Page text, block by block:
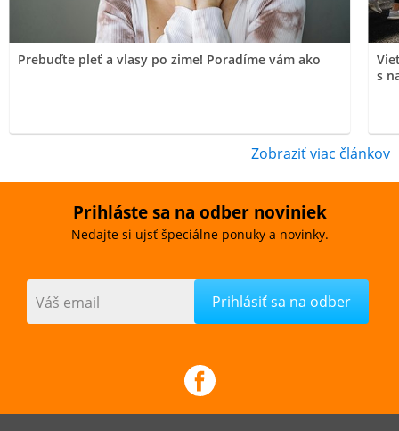
Prebuďte pleť a vlasy po zime! Poradíme vám ako
s
Zobraziť viac článkov
Prihláste sa na odber noviniek
Nedajte si ujsť špeciálne ponuky a novinky.
Váš email